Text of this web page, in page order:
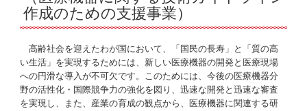
作成のための支援事業）
高齢社会を迎えたわが国において、「国民の長寿」と「質の高
い生活」を実現するためには、新しい医療機器の開発と医療現場
への円滑な導入が不可欠です。このためには、今後の医療機器分
野の活性化・国際競争力の強化を図り、迅速な開発と迅速な審査
を実現し、また、産業の育成の観点から、医療機器に関連する研